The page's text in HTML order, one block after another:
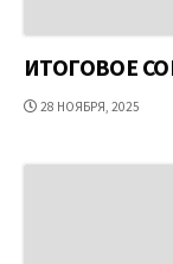
ИТОГОВОЕ
ДАТА
28 НОЯБРЯ, 2025